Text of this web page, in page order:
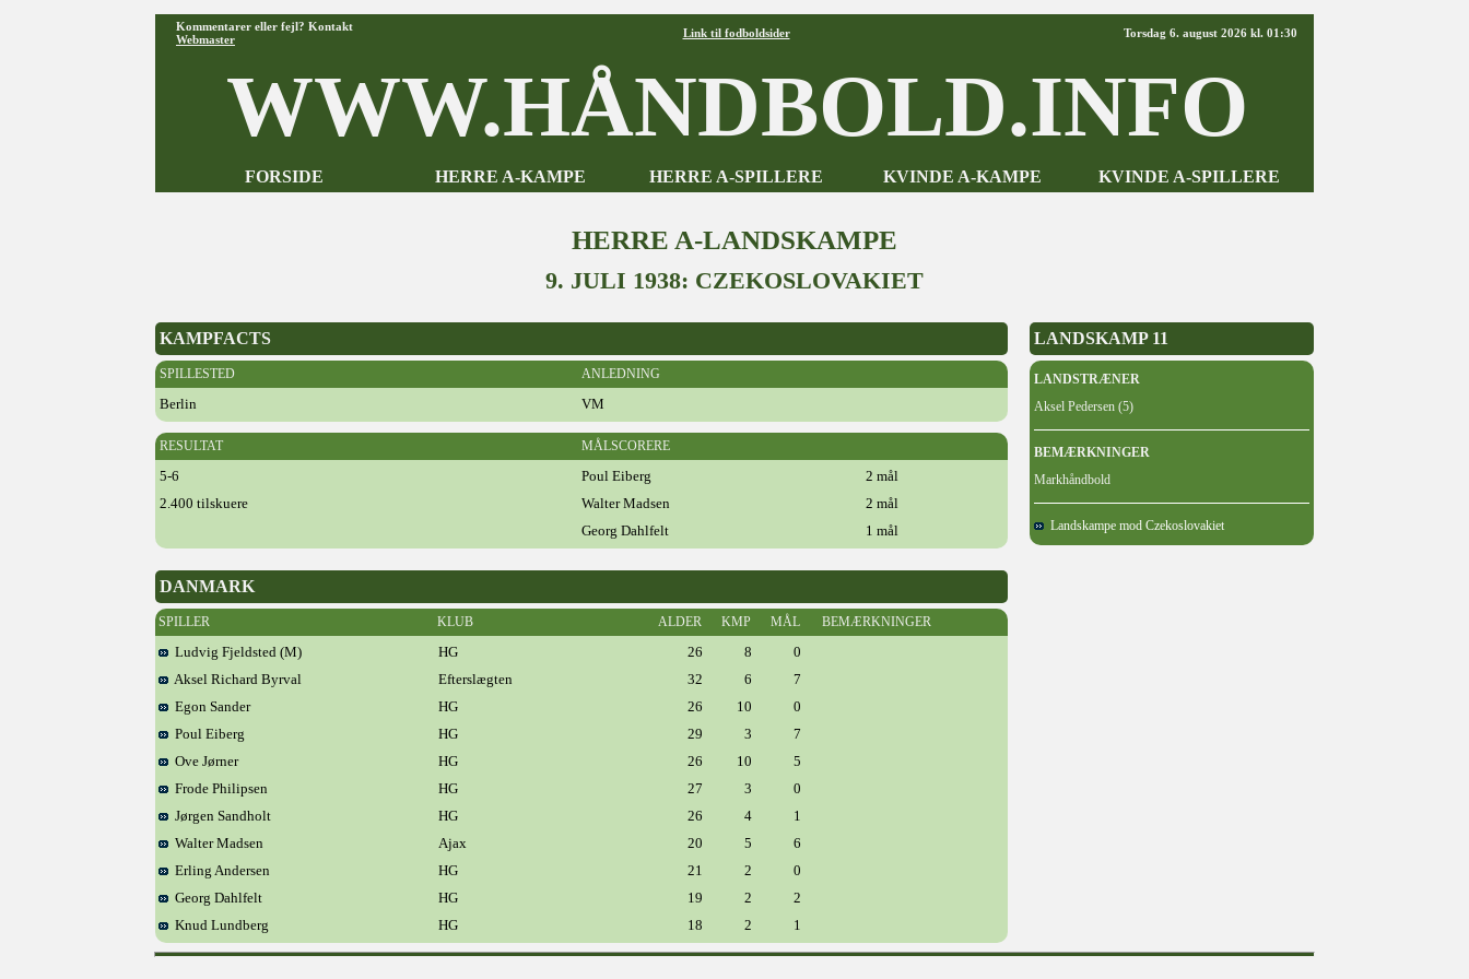
Kommentarer eller fejl? Kontakt
Webmaster
Link til fodboldsider Torsdag 6. august 2026 kl. 01:30
WWW.HÅNDBOLD.INFO
FORSIDE HERRE A-KAMPE HERRE A-SPILLERE KVINDE A-KAMPE KVINDE A-SPILLERE
HERRE A-LANDSKAMPE
9. JULI 1938: CZEKOSLOVAKIET
KAMPFACTS
SPILLESTED ANLEDNING
Berlin VM
RESULTAT MÅLSCORERE
5-6 Poul Eiberg
2 mål
2.400 tilskuere
Walter Madsen
2 mål
Georg Dahlfelt
1 mål
DANMARK
SPILLER KLUB ALDER KMP MÅL BEMÆRKNINGER
Ludvig Fjeldsted (M) HG 26 8
0
Aksel Richard Byrval
Efterslægten 32 6
7
Egon Sander
HG 26 10
0
Poul Eiberg
HG 29 3
7
Ove Jørner
HG 26 10
5
Frode Philipsen
HG 27 3
0
Jørgen Sandholt
HG 26 4
1
Walter Madsen
Ajax 20 5
6
Erling Andersen
HG 21 2
0
Georg Dahlfelt
HG 19 2
2
Knud Lundberg
HG 18 2 1
LANDSKAMP 11
LANDSTRÆNER
Aksel Pedersen (5)
BEMÆRKNINGER
Markhåndbold
Landskampe mod Czekoslovakiet